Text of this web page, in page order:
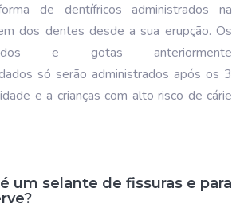
de dentífricos administrados na
dos dentes desde a sua erupção. Os
e gotas anteriormente
só serão administrados após os 3
e a crianças com alto risco de cárie
um selante de fissuras e para